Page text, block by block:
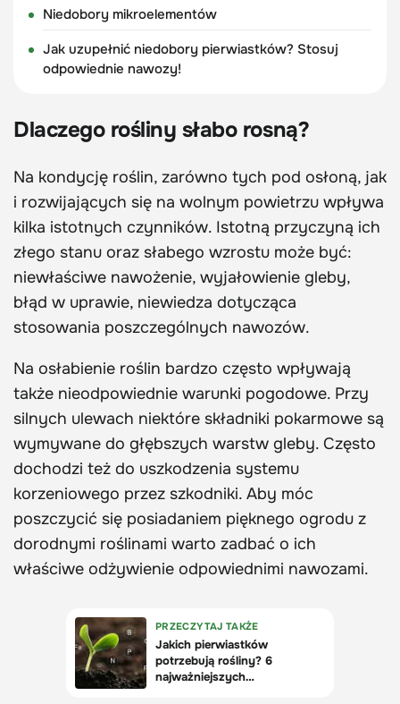
Niedobory mikroelementów
Jak uzupełnić niedobory pierwiastków? Stosuj
odpowiednie nawozy!
Dlaczego rośliny słabo rosną?
Na kondycję roślin, zarówno tych pod osłoną, jak
i rozwijających się na wolnym powietrzu wpływa
kilka istotnych czynników. Istotną przyczyną ich
złego stanu oraz słabego wzrostu może być:
niewłaściwe nawożenie, wyjałowienie gleby,
błąd w uprawie, niewiedza dotycząca
stosowania poszczególnych nawozów.
Na osłabienie roślin bardzo często wpływają
także nieodpowiednie warunki pogodowe. Przy
silnych ulewach niektóre składniki pokarmowe są
wymywane do głębszych warstw gleby. Często
dochodzi też do uszkodzenia systemu
korzeniowego przez szkodniki. Aby móc
poszczycić się posiadaniem pięknego ogrodu z
dorodnymi roślinami warto zadbać o ich
właściwe odżywienie odpowiednimi nawozami.